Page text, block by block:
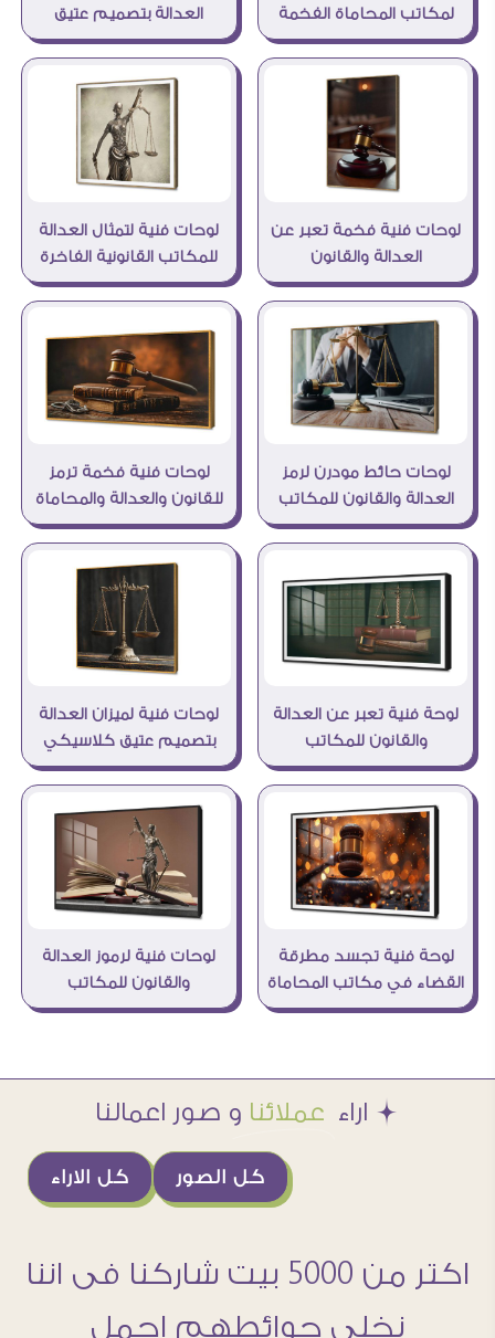
لمكاتب المحاماة الفخمة
العدالة بتصميم عتيق
لوحات فنية فخمة تعبر عن
العدالة والقانون
لوحات فنية لتمثال العدالة
للمكاتب القانونية الفاخرة
لوحات حائط مودرن لرمز
العدالة والقانون للمكاتب
لوحات فنية فخمة ترمز
للقانون والعدالة والمحاماة
لوحة فنية تعبر عن العدالة
والقانون للمكاتب
لوحات فنية لميزان العدالة
بتصميم عتيق كلاسيكي
لوحة فنية تجسد مطرقة
القضاء في مكاتب المحاماة
لوحات فنية لرموز العدالة
والقانون للمكاتب
Æ اراء عملائنا و صور اعمالنا
كل الاراء كل الصور
اكتر من 5000 بيت شاركنا فى اننا
نخلى حوائطهم اجمل